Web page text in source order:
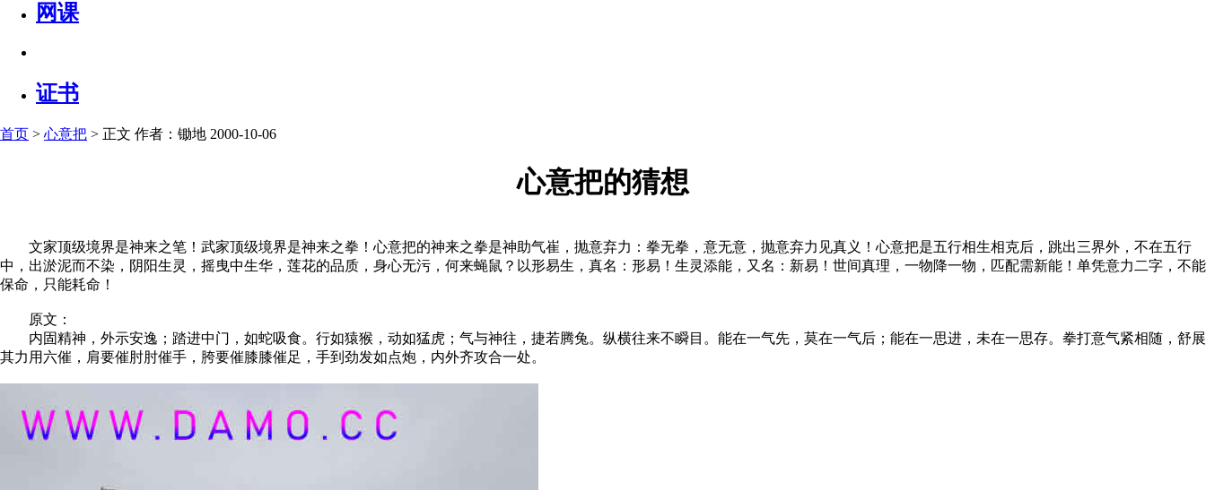
网课
证书
首页 > 心意把 > 正文 作者：锄地 2000-10-06
心意把的猜想
文家顶级境界是神来之笔！武家顶级境界是神来之拳！心意把的神来之拳是神助气崔，抛意弃力：拳无拳，意无意，抛意弃力见真义！心意把是五行相生相克后，跳出三界外，不在五行
中，出淤泥而不染，阴阳生灵，摇曳中生华，莲花的品质，身心无污，何来蝇鼠？以形易生，真名：形易！生灵添能，又名：新易！世间真理，一物降一物，匹配需新能！单凭意力二字，不能
保命，只能耗命！
原文：
内固精神，外示安逸；踏进中门，如蛇吸食。行如猿猴，动如猛虎；气与神往，捷若腾兔。纵横往来不瞬目。能在一气先，莫在一气后；能在一思进，未在一思存。拳打意气紧相随，舒展
其力用六催，肩要催肘肘催手，胯要催膝膝催足，手到劲发如点炮，内外齐攻合一处。